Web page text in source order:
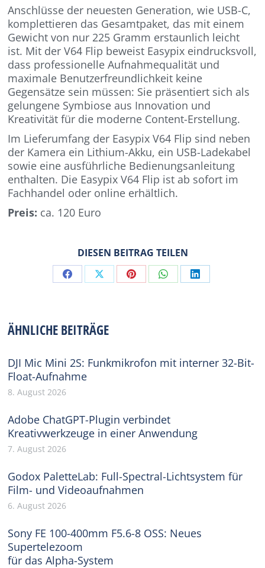
Anschlüsse der neuesten Generation, wie USB-C,
komplettieren das Gesamtpaket, das mit einem
Gewicht von nur 225 Gramm erstaunlich leicht
ist. Mit der V64 Flip beweist Easypix eindrucksvoll,
dass professionelle Aufnahmequalität und
maximale Benutzerfreundlichkeit keine
Gegensätze sein müssen: Sie präsentiert sich als
gelungene Symbiose aus Innovation und
Kreativität für die moderne Content-Erstellung.
Im Lieferumfang der Easypix V64 Flip sind neben
der Kamera ein Lithium-Akku, ein USB-Ladekabel
sowie eine ausführliche Bedienungsanleitung
enthalten. Die Easypix V64 Flip ist ab sofort im
Fachhandel oder online erhältlich.
Preis: ca. 120 Euro
DIESEN BEITRAG TEILEN
Share Share Share Share Share
ÄHNLICHE BEITRÄGE
DJI Mic Mini 2S: Funkmikrofon mit interner 32-Bit-
Float-Aufnahme
8. August 2026
Adobe ChatGPT-Plugin verbindet
Kreativwerkzeuge in einer Anwendung
7. August 2026
Godox PaletteLab: Full-Spectral-Lichtsystem für
Film- und Videoaufnahmen
6. August 2026
Sony FE 100-400mm F5.6-8 OSS: Neues
Supertelezoom
für das Alpha-System